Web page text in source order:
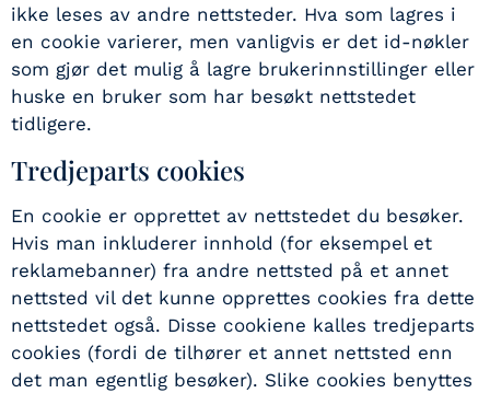
ikke leses av andre nettsteder. Hva som lagres i
en cookie varierer, men vanligvis er det id-nøkler
som gjør det mulig å lagre brukerinnstillinger eller
huske en bruker som har besøkt nettstedet
tidligere.
Tredjeparts cookies
En cookie er opprettet av nettstedet du besøker.
Hvis man inkluderer innhold (for eksempel et
reklamebanner) fra andre nettsted på et annet
nettsted vil det kunne opprettes cookies fra dette
nettstedet også. Disse cookiene kalles tredjeparts
cookies (fordi de tilhører et annet nettsted enn
det man egentlig besøker). Slike cookies benyttes